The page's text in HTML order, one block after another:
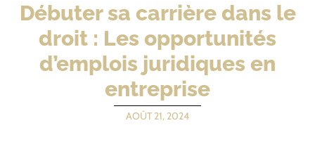
Débuter sa carrière dans le
droit : Les opportunités
d’emplois juridiques en
entreprise
AOÛT 21, 2024